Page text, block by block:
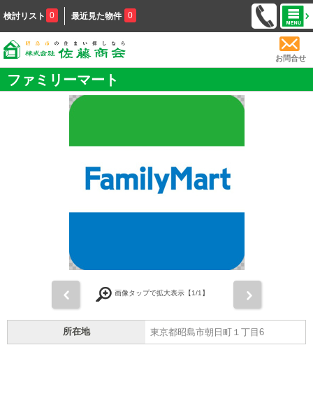
検討リスト 0 最近見た物件 0
お問合せ
ファミリーマート
画像タップで拡大表示【1/1】
所在地 東京都昭島市朝日町１丁目6